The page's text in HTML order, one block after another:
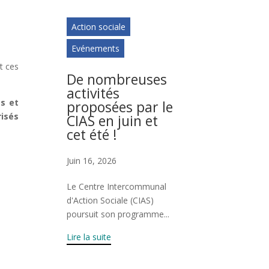
ces
et
Action sociale
Evénements
De nombreuses
activités
proposées par le
CIAS en juin et
cet été !
Juin 16, 2026
Le Centre Intercommunal
d'Action Sociale (CIAS)
poursuit son programme...
Lire la suite